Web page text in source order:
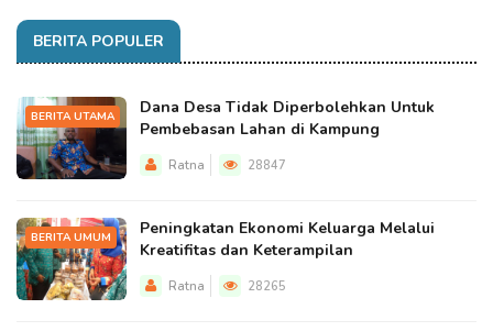
BERITA POPULER
BERITA UTAMA
Dana Desa Tidak Diperbolehkan Untuk
Pembebasan Lahan di Kampung
Ratna 28847
BERITA UMUM
Peningkatan Ekonomi Keluarga Melalui
Kreatifitas dan Keterampilan
Ratna 28265